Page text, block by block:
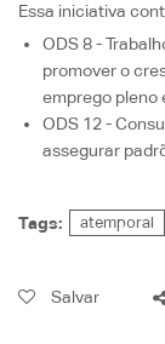
Essa iniciativa
ODS 8 -
promover o
emprego pleno
ODS 12 -
assegurar
Tags: atemporal
Salvar